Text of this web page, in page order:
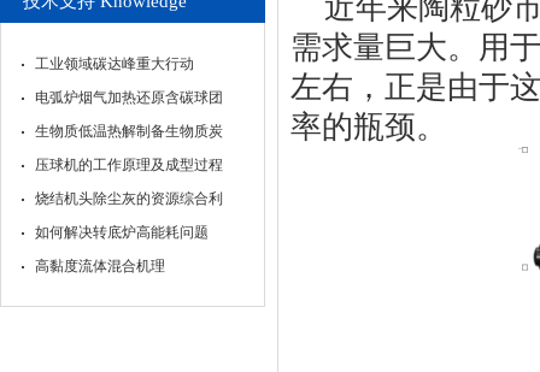
工业领域碳达峰重大行动
电弧炉烟气加热还原含碳球团
生物质低温热解制备生物质炭
压球机的工作原理及成型过程
烧结机头除尘灰的资源综合利
如何解决转底炉高能耗问题
高黏度流体混合机理
近年来陶粒砂
需求量巨大。用
左右，正是由于
率的瓶颈。